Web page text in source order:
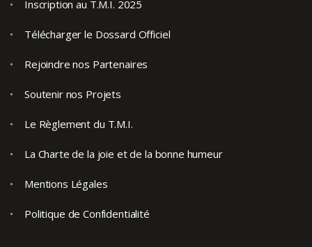
Inscription au T.M.I. 2025
Télécharger le Dossard Officiel
Rejoindre nos Partenaires
Soutenir nos Projets
Le Règlement du T.M.I.
La Charte de la joie et de la bonne humeur
Mentions Légales
Politique de Confidentialité